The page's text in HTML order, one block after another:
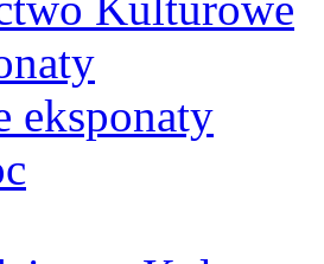
eksponaty